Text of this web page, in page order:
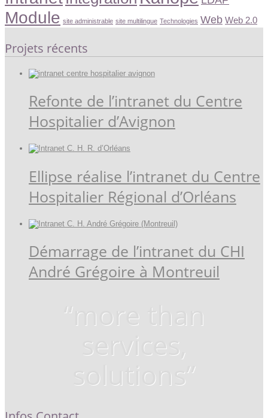
Module site administrable site multilingue Technologies Web Web 2.0
Projets récents
Refonte de l’intranet du Centre
Hospitalier d’Avignon
Ellipse réalise l’intranet du Centre
Hospitalier Régional d’Orléans
Démarrage de l’intranet du CHI
André Grégoire à Montreuil
“more than
services,
solutions”